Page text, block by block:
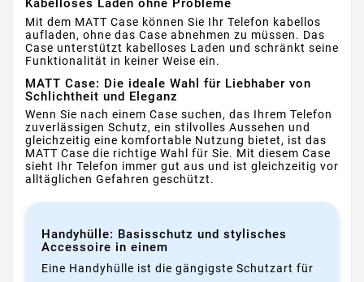
Kabelloses Laden ohne Probleme
Mit dem MATT Case können Sie Ihr Telefon kabellos
aufladen, ohne das Case abnehmen zu müssen. Das
Case unterstützt kabelloses Laden und schränkt seine
Funktionalität in keiner Weise ein.
MATT Case: Die ideale Wahl für Liebhaber von
Schlichtheit und Eleganz
Wenn Sie nach einem Case suchen, das Ihrem Telefon
zuverlässigen Schutz, ein stilvolles Aussehen und
gleichzeitig eine komfortable Nutzung bietet, ist das
MATT Case die richtige Wahl für Sie. Mit diesem Case
sieht Ihr Telefon immer gut aus und ist gleichzeitig vor
alltäglichen Gefahren geschützt.
Handyhülle: Basisschutz und stylisches
Accessoire in einem
Eine Handyhülle ist die gängigste Schutzart für